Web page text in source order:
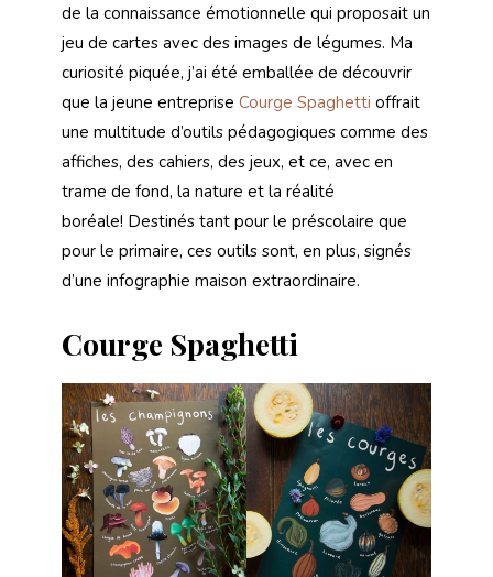
de la connaissance émotionnelle qui proposait un
jeu de cartes avec des images de légumes. Ma
curiosité piquée, j’ai été emballée de découvrir
que la jeune entreprise Courge Spaghetti offrait
une multitude d’outils pédagogiques comme des
affiches, des cahiers, des jeux, et ce, avec en
trame de fond, la nature et la réalité
boréale! Destinés tant pour le préscolaire que
pour le primaire, ces outils sont, en plus, signés
d’une infographie maison extraordinaire.
Courge Spaghetti